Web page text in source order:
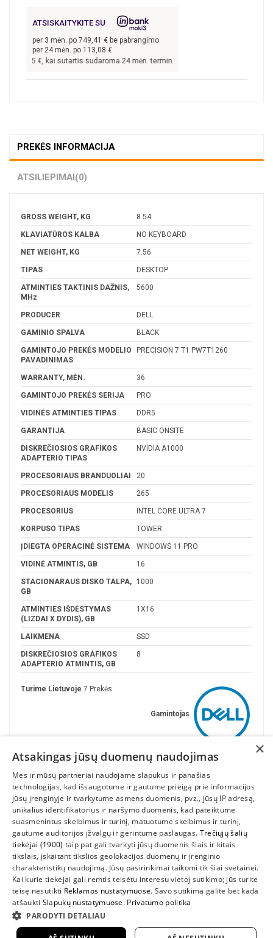
ATSISKAITYKITE SU
per 3 mėn. po 749,41 € be pabrangimo
per 24 mėn. po 113,08 €
€, kai sutartis sudaroma 24 mėn. terminui, metinė palūkanų norma –
PREKĖS INFORMACIJA
ATSILIEPIMAI(0)
GROSS WEIGHT, KG 8.54
KLAVIATŪROS KALBA NO KEYBOARD
NET WEIGHT, KG 7.56
TIPAS DESKTOP
ATMINTIES TAKTINIS DAŽNIS,
MHz
5600
PRODUCER DELL
GAMINIO SPALVA BLACK
GAMINTOJO PREKĖS MODELIO
PAVADINIMAS
PRECISION 7 T1 PW7T1260
WARRANTY, MĖN. 36
GAMINTOJO PREKĖS SERIJA PRO
VIDINĖS ATMINTIES TIPAS DDR5
GARANTIJA BASIC ONSITE
DISKREČIOSIOS GRAFIKOS
ADAPTERIO TIPAS
NVIDIA A1000
PROCESORIAUS BRANDUOLIAI 20
PROCESORIAUS MODELIS 265
PROCESORIUS INTEL CORE ULTRA 7
KORPUSO TIPAS TOWER
ĮDIEGTA OPERACINĖ SISTEMA WINDOWS 11 PRO
VIDINĖ ATMINTIS, GB 16
STACIONARAUS DISKO TALPA,
GB
1000
ATMINTIES IŠDĖSTYMAS
(LIZDAI X DYDIS), GB
1X16
LAIKMENA SSD
DISKREČIOSIOS GRAFIKOS
ADAPTERIO ATMINTIS, GB
8
Gamintojas
Turime Lietuvoje 7 Prekės
INFORMACIJA
SUSIEKITE
×
Atsakingas jūsų duomenų naudojimas
Mes ir mūsų partneriai naudojame slapukus ir panašias
technologijas, kad išsaugotume ir gautume prieigą prie informacijos
jūsų įrenginyje ir tvarkytume asmens duomenis, pvz., jūsų IP adresą,
unikalius identifikatorius ir naršymo duomenis, kad pateiktume
suasmenintus skelbimus ir turinį, matuotume skelbimus ir turinį,
gautume auditorijos įžvalgų ir gerintume paslaugas. Trečiųjų šalių
tiekėjai (1900) taip pat gali tvarkyti jūsų duomenis šiais ir kitais
tikslais, įskaitant tikslios geolokacijos duomenų ir įrenginio
charakteristikų naudojimą. Jūsų pasirinkimai taikomi tik šiai svetainei.
Kai kurie tiekėjai gali remtis teisėtu interesu vietoj sutikimo; jūs turite
teisę nesutikti Reklamos nustatymuose. Savo sutikimą galite bet kada
atšaukti Slapukų nustatymuose. Privatumo politika
PARODYTI DETALIAU